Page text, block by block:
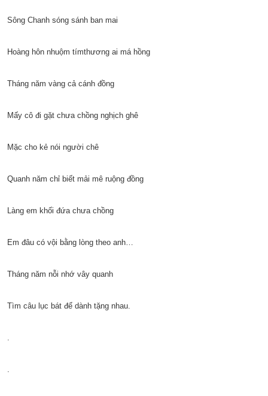
Sông Chanh sóng sánh ban mai
Hoàng hôn nhuộm tímthương ai má hồng
Tháng năm vàng cả cánh đồng
Mấy cô đi gặt chưa chồng nghịch ghê
Mặc cho kẻ nói người chê
Quanh năm chỉ biết mải mê ruộng đồng
Làng em khối đứa chưa chồng
Em đâu có vội bằng lòng theo anh…
Tháng năm nỗi nhớ vây quanh
Tìm câu lục bát để dành tặng nhau.
.
.